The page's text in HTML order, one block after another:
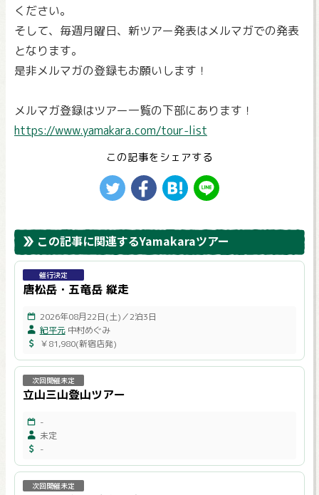
ください。
そして、毎週月曜日、新ツアー発表はメルマガでの発表
となります。
是非メルマガの登録もお願いします！
メルマガ登録はツアー一覧の下部にあります！
https://www.yamakara.com/tour-list
この記事をシェアする
この記事に関連するYamakaraツアー
催行決定
唐松岳・五竜岳 縦走
2026年08月22日(土)／2泊3日
紀平元中村めぐみ
￥81,980(新宿店発)
次回開催未定
立山三山登山ツアー
-
未定
-
次回開催未定